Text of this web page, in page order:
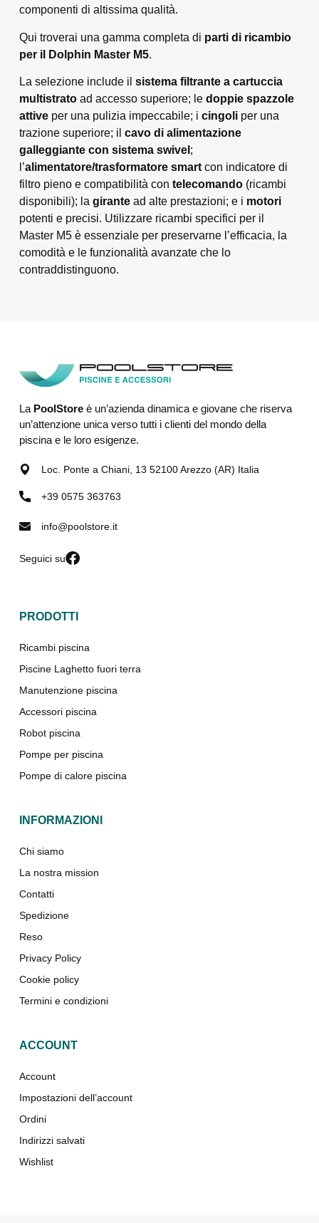
componenti di altissima qualità.
Qui troverai una gamma completa di parti di ricambio
per il Dolphin Master M5.
La selezione include il sistema filtrante a cartuccia
multistratoad accesso superiore; le doppie spazzole
attiveper una pulizia impeccabile; i cingoliper una
trazione superiore; il cavo di alimentazione
galleggiante con sistema swivel ;
l’alimentatore/trasformatore smartcon indicatore di
filtro pieno e compatibilità con telecomando(ricambi
disponibili); la girante ad alte prestazioni; e i motori
potenti e precisi. Utilizzare ricambi specifici per il
Master M5 è essenziale per preservarne l’efficacia, la
comodità e le funzionalità avanzate che lo
contraddistinguono.
La PoolStoreè un’azienda dinamica e giovane che riserva
un’attenzione unica verso tutti i clienti del mondo della
piscina e le loro esigenze.
Loc. Ponte a Chiani, 13 52100 Arezzo (AR) Italia
+39 0575 363763
info@poolstore.it
Seguici su
PRODOTTI
Ricambi piscina
Piscine Laghetto fuori terra
Manutenzione piscina
Accessori piscina
Robot piscina
Pompe per piscina
Pompe di calore piscina
INFORMAZIONI
Chi siamo
La nostra mission
Contatti
Spedizione
Reso
Privacy Policy
Cookie policy
Termini e condizioni
ACCOUNT
Account
Impostazioni dell’account
Ordini
Indirizzi salvati
Wishlist